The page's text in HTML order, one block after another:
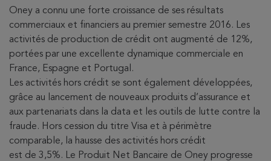
Oney a connu une forte croissance de ses résultats
commerciaux et financiers au premier semestre 2016. Les
activités de production de crédit ont augmenté de 12%,
portées par une excellente dynamique commerciale en
France, Espagne et Portugal.
Les activités hors crédit se sont également développées,
grâce au lancement de nouveaux produits d’assurance et
aux partenariats dans la data et les outils de lutte contre la
fraude. Hors cession du titre Visa et à périmètre
comparable, la hausse des activités hors crédit
est de 3,5%. Le Produit Net Bancaire de Oney progresse